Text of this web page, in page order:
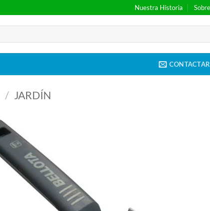
Nuestra Historia
CONTACTAR
/ JARDÍN